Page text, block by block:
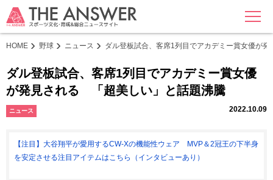
MENU
HOME 野球 ニュース ダル登板試合、客席1列目でアカデミー賞女優が
ダル登板試合、客席1列目でアカデミー賞女優
が発見される 「超美しい」と話題沸騰
ニュース 2022.10.09
【注目】大谷翔平が愛用するCW-Xの機能性ウェア MVP＆2冠王の下半身
を安定させる注目アイテムはこちら（インタビューあり）